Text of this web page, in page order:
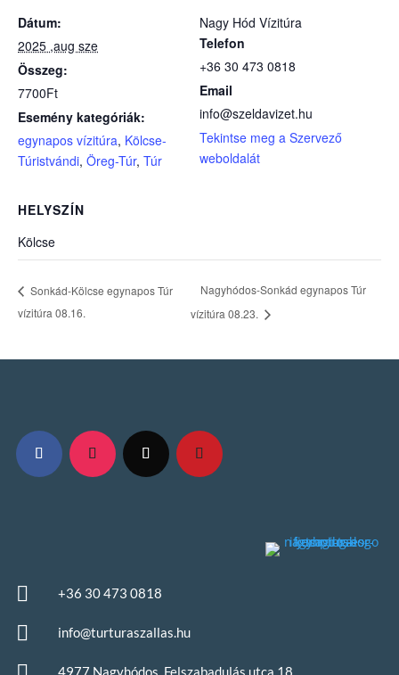
Dátum:
2025 ,aug sze
Összeg:
7700Ft
Esemény kategóriák:
egynapos vízitúra, Kölcse-
Túristvándi, Öreg-Túr, Túr
Nagy Hód Vízitúra
Telefon
+36 30 473 0818
Email
info@szeldavizet.hu
Tekintse meg a Szervező
weboldalát
HELYSZÍN
Kölcse
Sonkád-Kölcse egynapos Túr
vízitúra 08.16.
Nagyhódos-Sonkád egynapos Túr
vízitúra 08.23.
 +36 30 473 0818
 info@turturaszallas.hu
4977 Nagyhódos, Felszabadulás utca 18.